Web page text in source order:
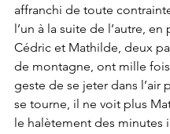
affranchi de toute
l’un à la suite de l’autre, en
Cédric et Mathilde, deux
de montagne, ont mille
geste de se jeter dans l’air
se tourne, il ne voit plus
le halètement des minutes